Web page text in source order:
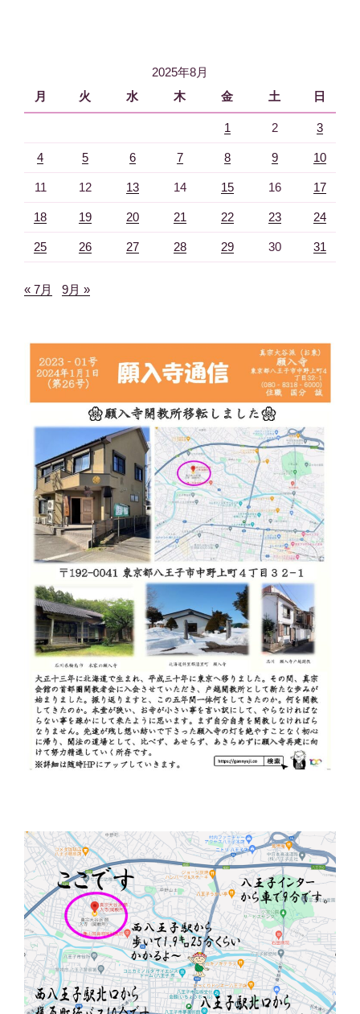
2025年8月
月
火 水 木 金 土 日
1 2 3
4 5 6 7 8 9 10
11 12 13 14 15 16 17
18 19 20 21 22 23 24
25 26 27 28 29 30 31
« 7月 9月 »